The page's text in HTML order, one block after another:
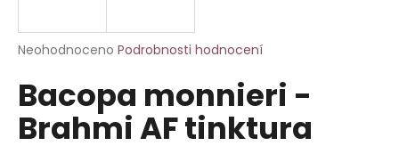
Průměrné
produktu
je
0,0
Neohodnoceno Podrobnosti hodnocení
Bacopa monnieri -
Brahmi AF tinktura
j
t
?